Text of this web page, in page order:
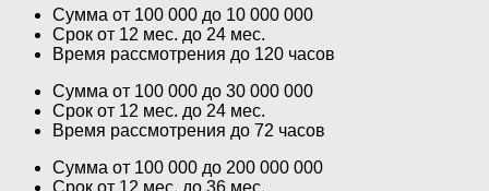
Сумма от 100 000 до 10 000 000
Срок от 12 мес. до 24 мес.
Время рассмотрения до 120 часов
Сумма от 100 000 до 30 000 000
Срок от 12 мес. до 24 мес.
Время рассмотрения до 72 часов
Сумма от 100 000 до 200 000 000